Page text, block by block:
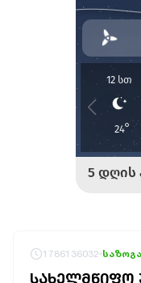
1786136032
ᲡᲐᲮᲔᲚᲛᲬᲘᲤᲝ